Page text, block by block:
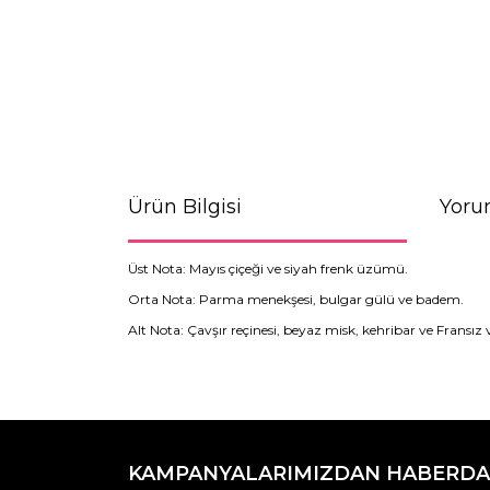
Ürün Bilgisi
Üst Nota: Mayıs çiçeği ve siyah frenk üzümü.
Orta Nota: Parma menekşesi, bulgar gülü ve badem.
Alt Nota: Çavşır reçinesi, beyaz misk, kehribar ve Fransız
Görüş ve önerileriniz için teşekkür ederiz.
Ürün resmi kalitesiz, bozuk veya
KAMPANYALARIMIZDAN